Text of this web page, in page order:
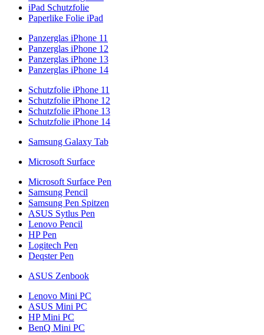
iPad Schutzfolie
Paperlike Folie iPad
Panzerglas iPhone 11
Panzerglas iPhone 12
Panzerglas iPhone 13
Panzerglas iPhone 14
Schutzfolie iPhone 11
Schutzfolie iPhone 12
Schutzfolie iPhone 13
Schutzfolie iPhone 14
Samsung Galaxy Tab
Microsoft Surface
Microsoft Surface Pen
Samsung Pencil
Samsung Pen Spitzen
ASUS Sytlus Pen
Lenovo Pencil
HP Pen
Logitech Pen
Deqster Pen
ASUS Zenbook
Lenovo Mini PC
ASUS Mini PC
HP Mini PC
BenQ Mini PC